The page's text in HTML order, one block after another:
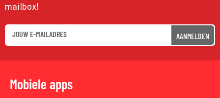
mailbox!
AANMELDEN
Mobiele apps